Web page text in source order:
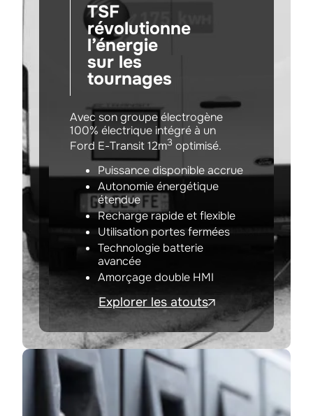
TSF
révolutionne
l’énergie
sur les
tournages
Avec son groupe électrogène
100% électrique intégré à un
Ford E-Transit 12m3 optimisé.
Puissance disponible accrue
Autonomie énergétique
étendue
Recharge rapide et flexible
Utilisation portes fermées
Technologie batterie
avancée
Amorçage double HMI
Explorer les atouts